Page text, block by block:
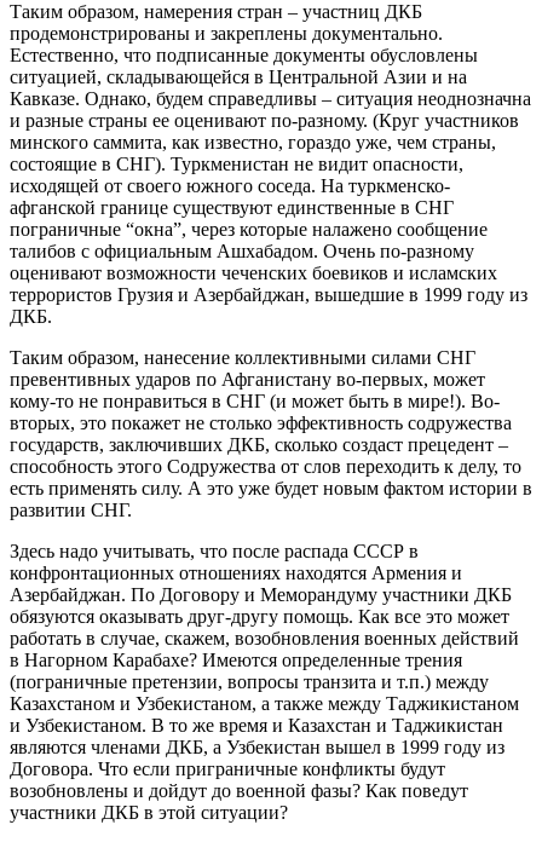
Таким образом, намерения стран – участниц ДКБ
продемонстрированы и закреплены документально.
Естественно, что подписанные документы обусловлены
ситуацией, складывающейся в Центральной Азии и на
Кавказе. Однако, будем справедливы – ситуация неоднозначна
и разные страны ее оценивают по-разному. (Круг участников
минского саммита, как известно, гораздо уже, чем страны,
состоящие в СНГ). Туркменистан не видит опасности,
исходящей от своего южного соседа. На туркменско-
афганской границе существуют единственные в СНГ
пограничные “окна”, через которые налажено сообщение
талибов с официальным Ашхабадом. Очень по-разному
оценивают возможности чеченских боевиков и исламских
террористов Грузия и Азербайджан, вышедшие в 1999 году из
ДКБ.
Таким образом, нанесение коллективными силами СНГ
превентивных ударов по Афганистану во-первых, может
кому-то не понравиться в СНГ (и может быть в мире!). Во-
вторых, это покажет не столько эффективность содружества
государств, заключивших ДКБ, сколько создаст прецедент –
способность этого Содружества от слов переходить к делу, то
есть применять силу. А это уже будет новым фактом истории в
развитии СНГ.
Здесь надо учитывать, что после распада СССР в
конфронтационных отношениях находятся Армения и
Азербайджан. По Договору и Меморандуму участники ДКБ
обязуются оказывать друг-другу помощь. Как все это может
работать в случае, скажем, возобновления военных действий
в Нагорном Карабахе? Имеются определенные трения
(пограничные претензии, вопросы транзита и т.п.) между
Казахстаном и Узбекистаном, а также между Таджикистаном
и Узбекистаном. В то же время и Казахстан и Таджикистан
являются членами ДКБ, а Узбекистан вышел в 1999 году из
Договора. Что если приграничные конфликты будут
возобновлены и дойдут до военной фазы? Как поведут
участники ДКБ в этой ситуации?